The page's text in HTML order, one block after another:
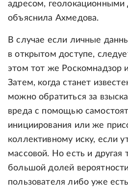
адресом, геолокационными
объяснила Ахмедова.
В случае если личные
в открытом доступе,
этом тот же Роскомнадзор
Затем, когда станет
можно обратиться за
вреда с помощью
инициирования или же
коллективному иску, если
массовой. Но есть и другая
большой долей
пользователя либо уже